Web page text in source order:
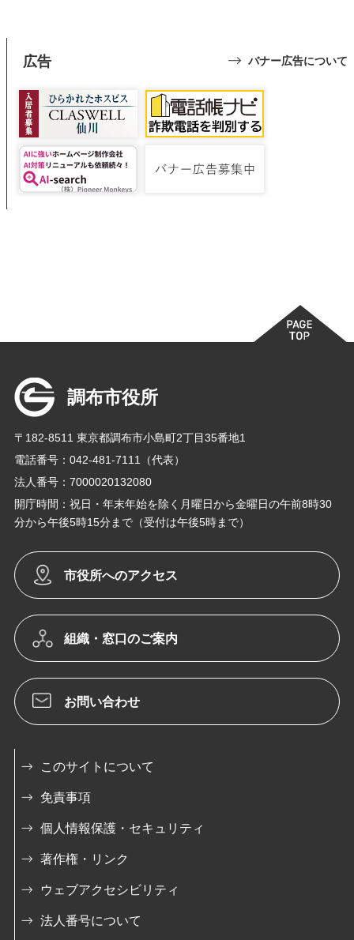
広告 バナー広告について
調布市役所
〒182-8511 東京都調布市小島町2丁目35番地1
電話番号：042-481-7111（代表）
法人番号：7000020132080
開庁時間：祝日・年末年始を除く月曜日から金曜日の午前8時30
分から午後5時15分まで（受付は午後5時まで）
市役所へのアクセス
組織・窓口のご案内
お問い合わせ
このサイトについて
免責事項
個人情報保護・セキュリティ
著作権・リンク
ウェブアクセシビリティ
法人番号について